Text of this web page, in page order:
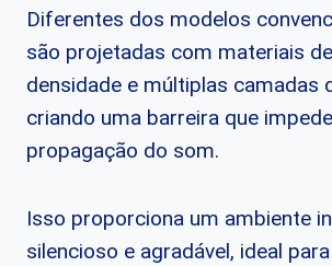
Diferentes dos modelos
são projetadas com materiais
densidade e múltiplas camadas
criando uma barreira que
propagação do som.
Isso proporciona um ambiente
silencioso e agradável, ideal